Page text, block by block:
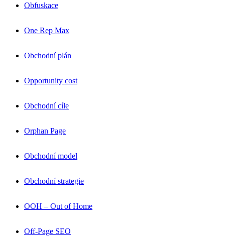
Obfuskace
One Rep Max
Obchodní plán
Opportunity cost
Obchodní cíle
Orphan Page
Obchodní model
Obchodní strategie
OOH – Out of Home
Off-Page SEO